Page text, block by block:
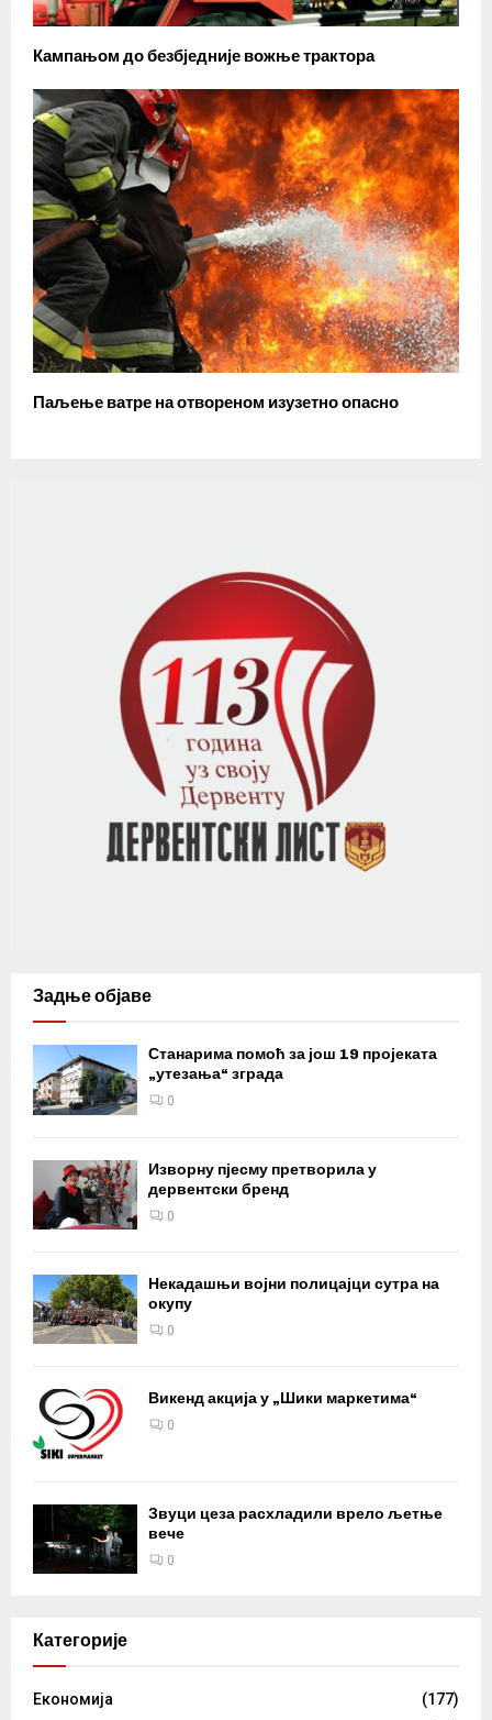
Кампањом до безбједније вожње трактора
Паљење ватре на отвореном изузетно опасно
Задње објаве
Станарима помоћ за још 19 пројеката
„утезања“ зграда
0
Изворну пјесму претворила у
дервентски бренд
0
Некадашњи војни полицајци сутра на
окупу
0
Викенд акција у „Шики маркетима“
0
Звуци цеза расхладили врело љетње
вече
0
Категорије
Eкономија
(177)